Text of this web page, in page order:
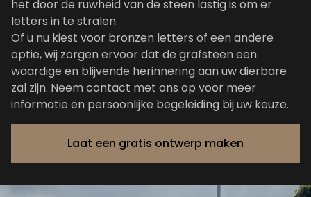
het door de ruwheid van de steen lastig is om er
letters in te stralen.
Of u nu kiest voor bronzen letters of een andere
optie, wij zorgen ervoor dat de grafsteen een
waardige en blijvende herinnering aan uw dierbare
zal zijn. Neem contact met ons op voor meer
informatie en persoonlijke begeleiding bij uw keuze.
Laat een gratis ontwerp maken